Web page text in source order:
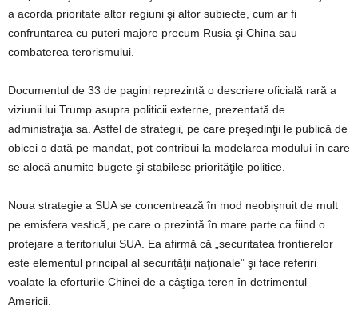
a acorda prioritate altor regiuni şi altor subiecte, cum ar fi
confruntarea cu puteri majore precum Rusia şi China sau
combaterea terorismului.
Documentul de 33 de pagini reprezintă o descriere oficială rară a
viziunii lui Trump asupra politicii externe, prezentată de
administraţia sa. Astfel de strategii, pe care preşedinţii le publică de
obicei o dată pe mandat, pot contribui la modelarea modului în care
se alocă anumite bugete şi stabilesc priorităţile politice.
Noua strategie a SUA se concentrează în mod neobişnuit de mult
pe emisfera vestică, pe care o prezintă în mare parte ca fiind o
protejare a teritoriului SUA. Ea afirmă că „securitatea frontierelor
este elementul principal al securităţii naţionale” şi face referiri
voalate la eforturile Chinei de a câştiga teren în detrimentul
Americii.